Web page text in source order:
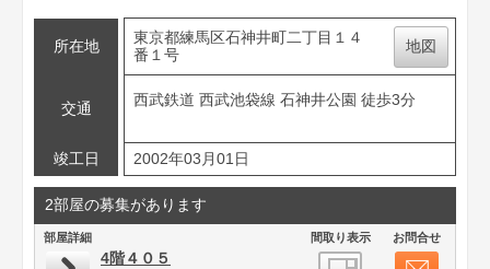
所在地
東京都練馬区石神井町二丁目１４
番１号
地図
交通
西武鉄道 西武池袋線 石神井公園 徒歩3分
竣工日 2002年03月01日
2部屋の募集があります
部屋詳細 間取り表示 お問合せ
4階４０５